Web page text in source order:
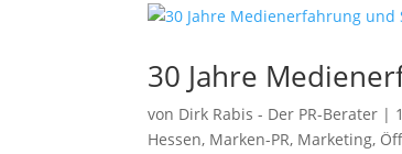
30 Jahre
von Dirk Rabis - Der PR-Berater |
Hessen, Marken-PR, Marketing,